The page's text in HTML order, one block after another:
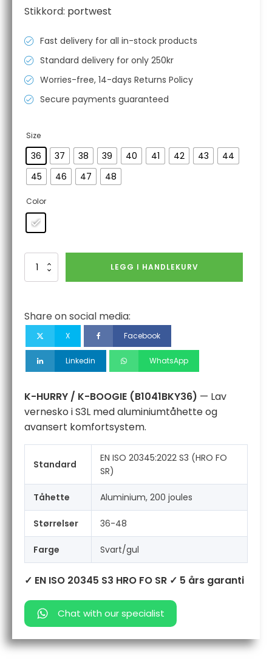
var:
kr 3188,95.
er:
kr 1913,37.
Stikkord: portwest
Fast delivery for all in-stock products
Standard delivery for only 250kr
Worries-free, 14-days Returns Policy
Secure payments guaranteed
Size
36 37 38 39 40 41 42 43
44
45
46 47 48
Color
antall
LEGG I HANDLEKURV
Share on social media:
X Facebook
Linkedin WhatsApp
K-HURRY / K-BOOGIE (B1041BKY36) — Lav
vernesko i S3L med aluminiumtåhette og
avansert komfortsystem.
Standard
EN ISO 20345:2022 S3 (HRO FO
SR)
Tåhette Aluminium, 200 joules
Størrelser 36-48
Farge Svart/gul
✓ EN ISO 20345 S3 HRO FO SR ✓ 5 års garanti
Chat with our specialist